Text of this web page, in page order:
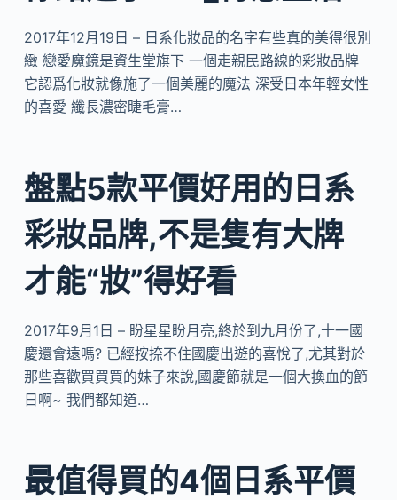
2017年12月19日 – 日系化妝品的名字有些真的美得很別
緻 戀愛魔鏡是資生堂旗下 一個走親民路線的彩妝品牌
它認爲化妝就像施了一個美麗的魔法 深受日本年輕女性
的喜愛 纖長濃密睫毛膏…
盤點5款平價好用的日系
彩妝品牌,不是隻有大牌
才能“妝”得好看
2017年9月1日 – 盼星星盼月亮,終於到九月份了,十一國
慶還會遠嗎? 已經按捺不住國慶出遊的喜悅了,尤其對於
那些喜歡買買買的妹子來說,國慶節就是一個大換血的節
日啊~ 我們都知道…
最值得買的4個日系平價